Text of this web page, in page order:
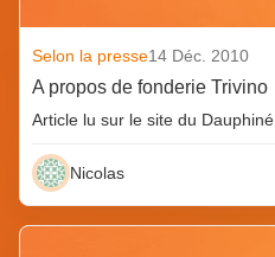
Selon la presse14 Déc. 2010
A propos de fonderie Trivino
Article lu sur le site du Dauphiné
Nicolas